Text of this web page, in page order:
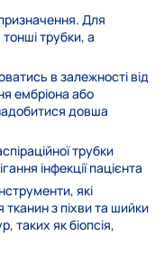
Для
трубки, а
в залежності від
ембріона або
довша
трубки
інфекції пацієнта
які
з піхви та шийки
таких як біопсія,